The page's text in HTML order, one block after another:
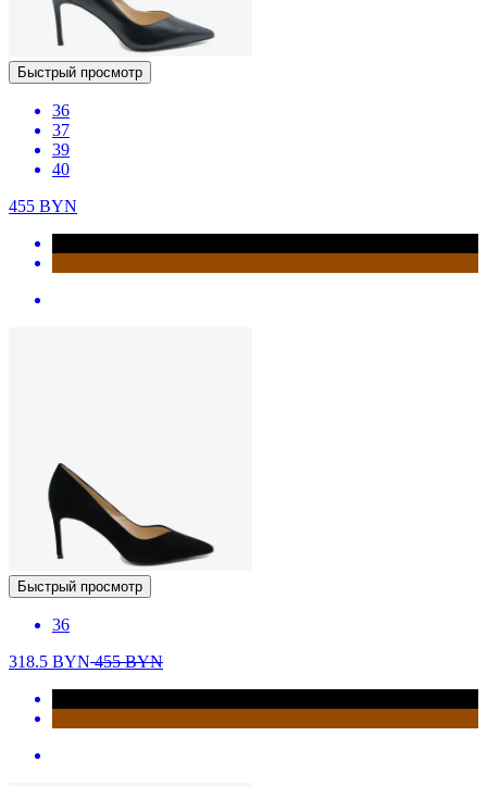
Быстрый просмотр
36
37
39
40
455 BYN
Быстрый просмотр
36
318.5 BYN455BYN